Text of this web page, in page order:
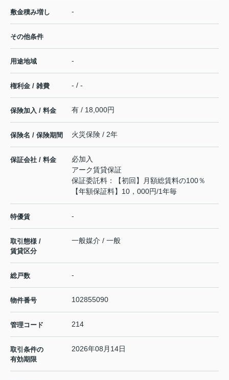
敷金積み増し -
その他条件
用途地域 -
権利金 / 雑費 - / -
保険加入 / 料金 有 / 18,000円
保険名 / 保険期間 火災保険 / 2年
保証会社 / 料金
必加入
アーク賃貸保証
保証委託料：【初回】月額総賃料の100％
【年額保証料】10，000円/1年毎
特優賃 -
取引態様 /
賃貸区分
一般媒介 / 一般
総戸数 -
物件番号 102855090
管理コード 214
取引条件の
有効期限
2026年08月14日